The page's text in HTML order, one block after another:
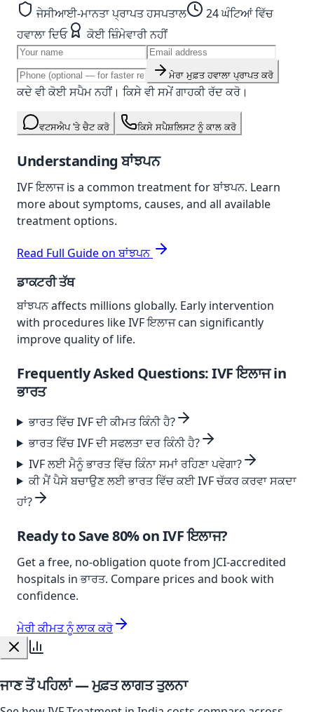
ਜੇਸੀਆਈ-ਮਾਨਤਾ ਪ੍ਰਾਪਤ ਹਸਪਤਾਲ
24 ਘੰਟਿਆਂ ਵਿੱਚ
ਹਵਾਲਾ ਦਿਓ
ਕੋਈ ਜ਼ਿੰਮੇਵਾਰੀ ਨਹੀਂ
ਮੇਰਾ ਮੁਫ਼ਤ ਹਵਾਲਾ ਪ੍ਰਾਪਤ ਕਰੋ
ਕਦੇ ਵੀ ਕੋਈ ਸਪੈਮ ਨਹੀਂ। ਕਿਸੇ ਵੀ ਸਮੇਂ ਗਾਹਕੀ ਰੱਦ ਕਰੋ।
ਵਟਸਐਪ 'ਤੇ ਚੈਟ ਕਰੋ ਕਿਸੇ ਸਪੈਸ਼ਲਿਸਟ ਨੂੰ ਕਾਲ ਕਰੋ
Understandingਬਾਂਝਪਨ
IVF ਇਲਾਜis a common treatment forਬਾਂਝਪਨ. Learn
more about symptoms, causes, and all available
treatment options.
Read Full Guide onਬਾਂਝਪਨ
ਡਾਕਟਰੀ ਤੱਥ
ਬਾਂਝਪਨaffects millions globally. Early intervention
with procedures likeIVF ਇਲਾਜcan significantly
improve quality of life.
Frequently Asked Questions:IVF ਇਲਾਜin
ਭਾਰਤ
ਭਾਰਤ ਵਿੱਚ IVF ਦੀ ਕੀਮਤ ਕਿੰਨੀ ਹੈ?
ਭਾਰਤ ਵਿੱਚ IVF ਦੀ ਸਫਲਤਾ ਦਰ ਕਿੰਨੀ ਹੈ?
IVF ਲਈ ਮੈਨੂੰ ਭਾਰਤ ਵਿੱਚ ਕਿੰਨਾ ਸਮਾਂ ਰਹਿਣਾ ਪਵੇਗਾ?
ਕੀ ਮੈਂ ਪੈਸੇ ਬਚਾਉਣ ਲਈ ਭਾਰਤ ਵਿੱਚ ਕਈ IVF ਚੱਕਰ ਕਰਵਾ ਸਕਦਾ
ਹਾਂ?
Ready to Save80%onIVF ਇਲਾਜ?
Get a free, no-obligation quote from JCI-accredited
hospitals inਭਾਰਤ. Compare prices and book with
confidence.
ਮੇਰੀ ਕੀਮਤ ਨੂੰ ਲਾਕ ਕਰੋ
ਜਾਣ ਤੋਂ ਪਹਿਲਾਂ — ਮੁਫ਼ਤ ਲਾਗਤ ਤੁਲਨਾ